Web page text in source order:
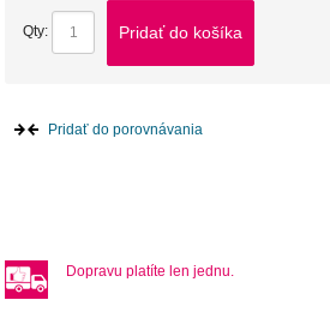
Qty: Pridať do košíka
Pridať do porovnávania
Dopravu platíte len jednu.